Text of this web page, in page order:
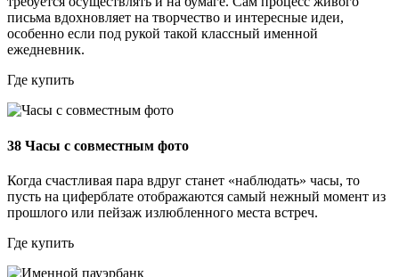
письма вдохновляет на творчество и интересные идеи,
особенно если под рукой такой классный именной
ежедневник.
Где купить
38 Часы с совместным фото
Когда счастливая пара вдруг станет «наблюдать» часы, то
пусть на циферблате отображаются самый нежный момент из
прошлого или пейзаж излюбленного места встреч.
Где купить